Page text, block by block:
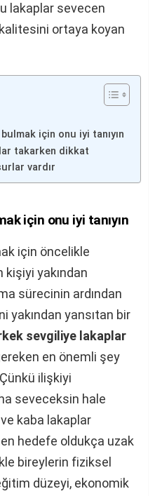
lakaplar sevecen
ortaya koyan
için onu iyi tanıyın
takarken dikkat
vardır
için onu iyi tanıyın
için öncelikle
kişiyi yakından
sürecinin ardından
yakından yansıtan bir
sevgiliye lakaplar
en önemli şey
Çünkü ilişkiyi
seveceksin hale
ve kaba lakaplar
hedefe oldukça uzak
bireylerin fiziksel
düzeyi, ekonomik